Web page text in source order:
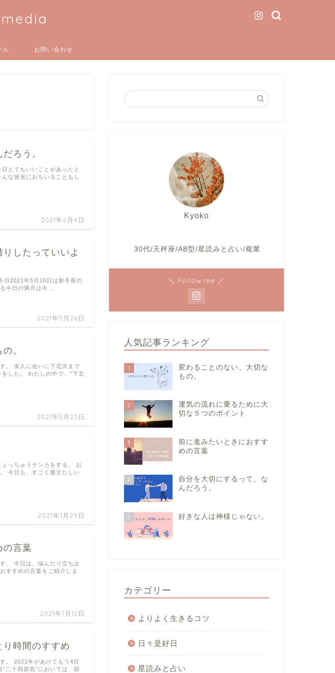
ル お問い合わせ
ろう。
2021年6月4日
とてもいいことがあったと
な状況におちいることもし
りしたっていいよ
2021年5月26日
日2021年5月26日は射手座の
今日の満月は今 …
。
2021年5月23日
。 友人に会いに下北沢まで
した。 わたしの中で、"下北
2021年1月29日
っちゅうケンカをする。 お
今日も、すごく腹立たしい
の言葉
2021年1月12日
。 今日は、悩んだり立ち止
すすめの言葉をご紹介しま
り時間のすすめ
。 2021年があけてもう4日
二十四節気”においては、節
Kyoko
30代/天秤座/AB型/星読みと占い/複業
＼ Follow me ／
人気記事ランキング
1
変わることのない、大切な
もの。
2
運気の流れに乗るために大
切な５つのポイント
3
前に進みたいときにおすす
めの言葉
4
自分を大切にするって、な
んだろう。
5 好きな人は神様じゃない。
カテゴリー
よりよく生きるコツ
日々是好日
星読みと占い